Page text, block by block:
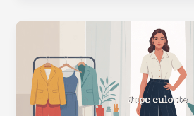
et
offres
vraiment
intéressantes